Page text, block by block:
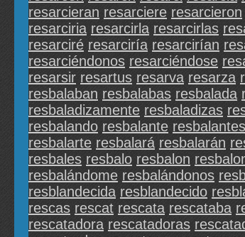
resarcieran resarciere resarcieron
resarciria resarcirla resarcirlas
resarciré resarciría resarcirían
resarciéndonos resarciéndose
resarsir resartus resarva resarza
resbalaban resbalabas resbalada
resbaladizamente resbaladizas
resbalando resbalante resbalantes
resbalarte resbalará resbalarán
resbales resbalo resbalon
resbalándome resbalándonos
resblandecida resblandecido
rescas rescat rescata rescataba
rescatadora rescatadoras